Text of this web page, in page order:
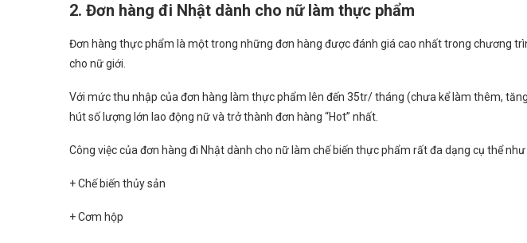
2. Đơn hàng đi Nhật dành cho nữ làm thực phẩm
Đơn hàng thực phẩm là một trong những đơn hàng được đánh giá cao nhất trong chương
cho nữ giới.
Với mức thu nhập của đơn hàng làm thực phẩm lên đến 35tr/ tháng (chưa kể làm thêm,
hút số lượng lớn lao động nữ và trở thành đơn hàng “Hot” nhất.
Công việc của đơn hàng đi Nhật dành cho nữ làm chế biến thực phẩm rất đa dạng cụ thể như
+ Chế biến thủy sản
+ Cơm hộp